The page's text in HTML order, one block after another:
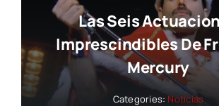
Las Seis
Imprescindibles De
Mercury
Categories: Noticias